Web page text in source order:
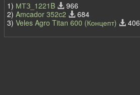
1) МТЗ_1221B
966
2) Amcador 352c2
684
3) Veles Agro Titan 600 (Концепт) 406